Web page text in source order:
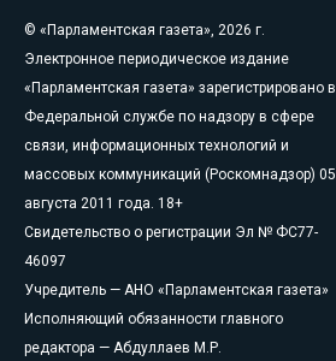
© «Парламентская газета», 2026 г.
Электронное периодическое издание
«Парламентская газета» зарегистрировано в
Федеральной службе по надзору в сфере
связи, информационных технологий и
массовых коммуникаций (Роскомнадзор) 05
августа 2011 года. 18+
Свидетельство о регистрации Эл № ФС77-
46097
Учредитель — АНО «Парламентская газета»
Исполняющий обязанности главного
редактора — Абдуллаев М.Р.